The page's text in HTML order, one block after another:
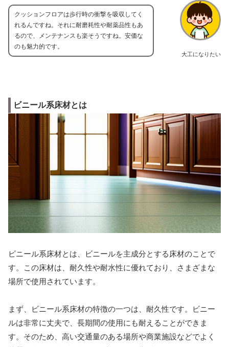
大工になりたい
クッションフロアは歩行時の衝撃を吸収してく
れるんですね。それに耐磨耗性や耐薬品性もあ
るので、メンテナンスも楽そうですね。安価な
のも魅力的です。
ビニール系床材とは
ビニール系床材とは、ビニールを主成分とする床材のことで
す。この床材は、耐久性や耐水性に優れており、さまざまな
場所で使用されています。
まず、ビニール系床材の特徴の一つは、耐久性です。ビニー
ルは非常に丈夫で、長期間の使用にも耐えることができま
す。そのため、高い交通量のある場所や商業施設などでよく